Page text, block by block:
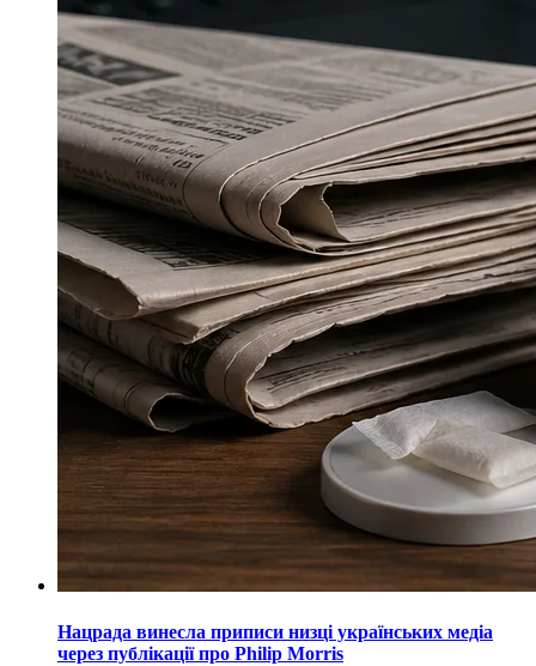
Нацрада винесла приписи низці українських медіа
через публікації про Philip Morris